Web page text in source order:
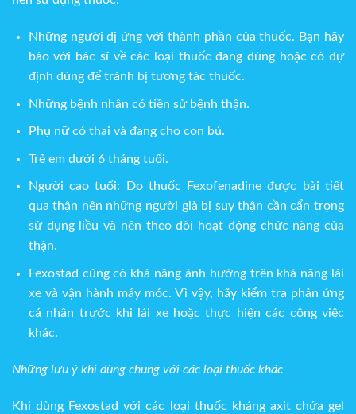
Những người dị ứng với thành phần của thuốc. Bạn hãy
báo với bác sĩ về các loại thuốc đang dùng hoặc có dự
định dùng để tránh bị tương tác thuốc.
Những bệnh nhân có tiền sử bệnh thận.
Phụ nữ có thai và đang cho con bú.
Trẻ em dưới 6 tháng tuổi.
Người cao tuổi: Do thuốc Fexofenadine được bài tiết
qua thận nên những người già bị suy thận cần cẩn trọng
sử dụng liều và nên theo dõi hoạt động chức năng của
thận.
Fexostad cũng có khả năng ảnh hưởng trên khả năng lái
xe và vận hành máy móc. Vì vậy, hãy kiểm tra phản ứng
cá nhân trước khi lái xe hoặc thực hiện các công việc
khác.
Những lưu ý khi dùng chung với các loại thuốc khác
Khi dùng Fexostad với các loại thuốc kháng axit chứa gel